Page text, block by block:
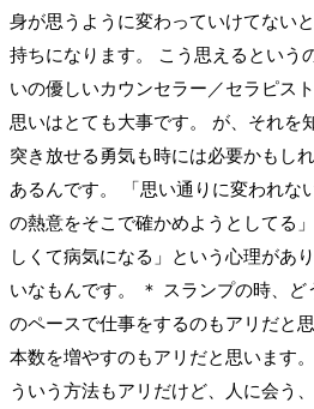
身が思うように変わっていけてない
持ちになります。 こう思えるという
いの優しいカウンセラー／セラピス
思いはとても大事です。 が、それを
突き放せる勇気も時には必要かもし
あるんです。 「思い通りに変われな
の熱意をそこで確かめようとしてる
しくて病気になる」という心理があ
いなもんです。 ＊ スランプの時、ど
のペースで仕事をするのもアリだと
本数を増やすのもアリだと思います
ういう方法もアリだけど、人に会う